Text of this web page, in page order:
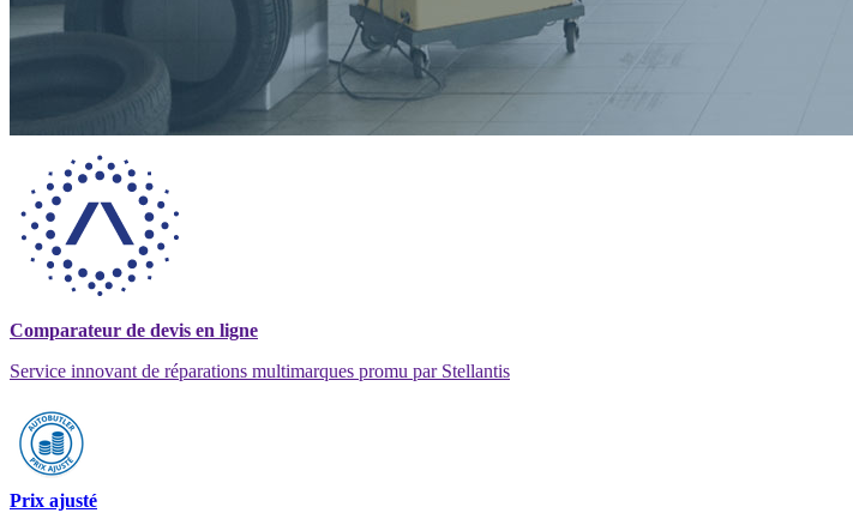
Comparateur de devis en ligne
Service innovant de réparations multimarques promu par Stellantis
Prix ajusté